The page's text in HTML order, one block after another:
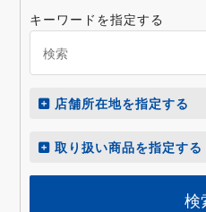
キーワードを指定する
店舗所在地を指定する
取り扱い商品を指定する
検